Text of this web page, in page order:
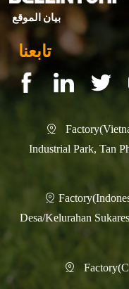
بيان الموقع
تابعنا

Industrial Park, Tan

Desa/Kelurahan
